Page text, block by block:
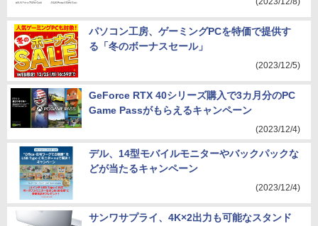
パソコン工房、ゲーミングPCを特価で提供す
る「冬のボーナスセール」
(2023/12/5)
GeForce RTX 40シリーズ購入で3カ月分のPC
Game Passがもらえるキャンペーン
(2023/12/4)
デル、14型モバイルモニターやバックパックな
どが当たるキャンペーン
(2023/12/4)
サンワサプライ、4K×2出力も可能なスタンド